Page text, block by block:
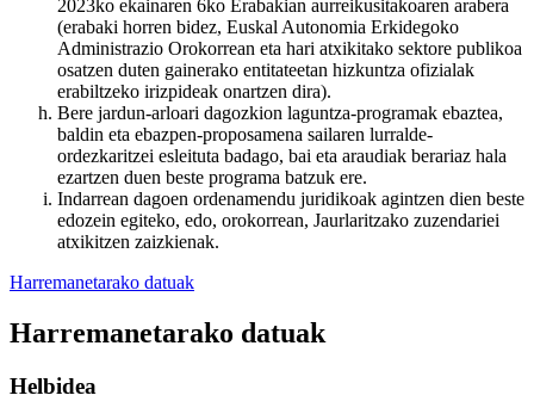
2023ko ekainaren 6ko Erabakian aurreikusitakoaren arabera
(erabaki horren bidez, Euskal Autonomia Erkidegoko
Administrazio Orokorrean eta hari atxikitako sektore publikoa
osatzen duten gainerako entitateetan hizkuntza ofizialak
erabiltzeko irizpideak onartzen dira).
Bere jardun-arloari dagozkion laguntza-programak ebaztea,
baldin eta ebazpen-proposamena sailaren lurralde-
ordezkaritzei esleituta badago, bai eta araudiak berariaz hala
ezartzen duen beste programa batzuk ere.
Indarrean dagoen ordenamendu juridikoak agintzen dien beste
edozein egiteko, edo, orokorrean, Jaurlaritzako zuzendariei
atxikitzen zaizkienak.
Harremanetarako datuak
Harremanetarako datuak
Helbidea